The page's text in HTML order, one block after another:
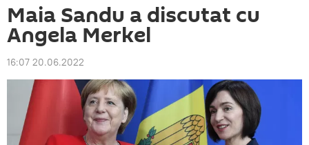
Maia Sandu a discutat cu
Angela Merkel
16:07 20.06.2022